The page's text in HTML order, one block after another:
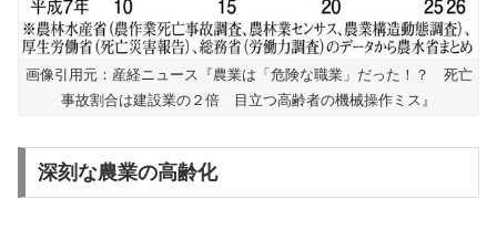
画像引用元：産経ニュース『農業は「危険な職業」だった！？ 死亡
事故割合は建設業の２倍 目立つ高齢者の機械操作ミス』
深刻な農業の高齢化